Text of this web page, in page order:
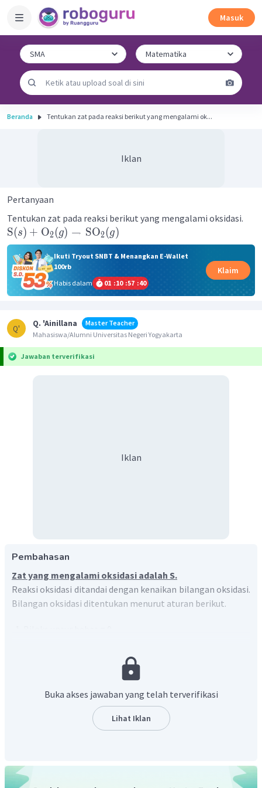
Masuk
Beranda Tentukan zat pada reaksi berikut yang mengalami ok...
Iklan
Pertanyaan
Tentukan zat pada reaksi berikut yang mengalami oksidasi.
S(s) + O2(g) → SO2(g)
Ikuti Tryout SNBT & Menangkan E-Wallet
100rb
Habis dalam
01 :10 :57 :39
Klaim
Q'
Q. 'Ainillana
Master Teacher
Mahasiswa/Alumni Universitas Negeri Yogyakarta
Jawaban terverifikasi
Iklan
Pembahasan
Zat yang mengalami oksidasi adalah S.
Reaksi oksidasi ditandai dengan kenaikan bilangan oksidasi.
Bilangan oksidasi ditentukan menurut aturan berikut.
= +3, H = +1 (kecuali pada hidrida logam, biloks H =
-1), F = -1, O = -2 (kecuali pada peroksida, biloks O = -1
Jumlah biloks ion = muatannya
Jumlah biloks pada senyawa netral = 0
Biloks belerang pada
adalah 0, karena unsur bebas.
Buka akses jawaban yang telah terverifikasi
Lihat Iklan